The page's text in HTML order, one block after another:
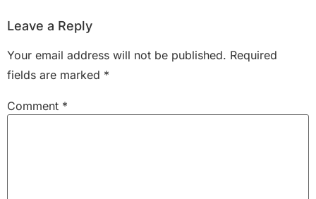
Leave a Reply
Your email address will not be published. Required
fields are marked *
Comment *